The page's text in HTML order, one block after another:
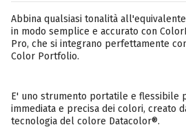
Abbina qualsiasi tonalità
in modo semplice e accurato con
Pro, che si integrano perfettamente
Color Portfolio.
E' uno strumento portatile e flessibile
immediata e precisa dei colori, creato
tecnologia del colore Datacolor®.